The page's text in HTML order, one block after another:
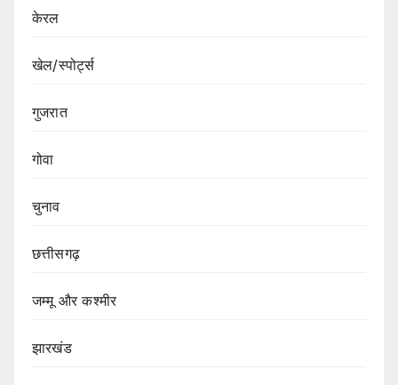
केरल
खेल/स्पोर्ट्स
गुजरात
गोवा
चुनाव
छत्तीसगढ़
जम्मू और कश्मीर
झारखंड